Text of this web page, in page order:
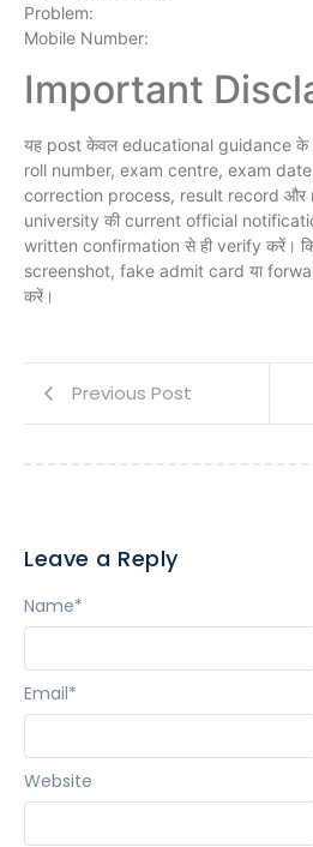
Problem:
Mobile Number:
Important
यह post केवल educational guidance के
roll number, exam centre, exam
correction process, result record और
university की current official
written confirmation से ही verify करें।
screenshot, fake admit card या
करें।
Previous Post
Leave a Reply
Name*
Email*
Website